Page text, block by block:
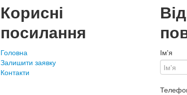
Корисні
посилання
Головна
Залишити заявку
Контакти
Ім'я